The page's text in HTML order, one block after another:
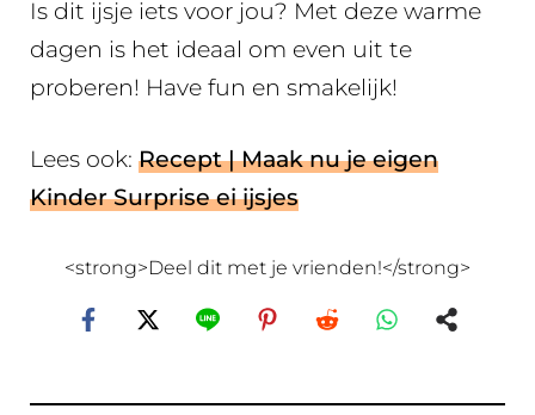
Is dit ijsje iets voor jou? Met deze warme
dagen is het ideaal om even uit te
proberen! Have fun en smakelijk!
Lees ook: Recept | Maak nu je eigen
Kinder Surprise ei ijsjes
<strong>Deel dit met je vrienden!</strong>